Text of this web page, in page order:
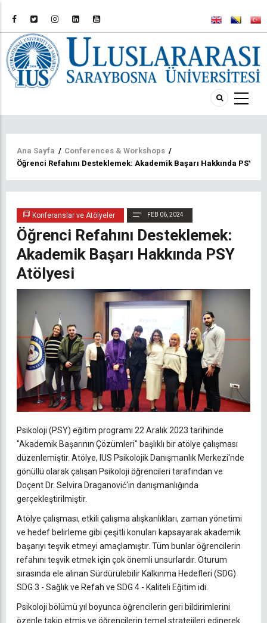
Sayfa
yolu
Ana Sayfa / Conferences & Workshops /
Öğrenci Refahını Desteklemek: Akademik Başarı Hakkında PSY
Konferanslar ve Atölyeler FEB 06, 2024
Öğrenci Refahını Desteklemek:
Akademik Başarı Hakkında PSY
Atölyesi
Psikoloji (PSY) eğitim programı 22 Aralık 2023 tarihinde
"Akademik Başarının Çözümleri" başlıklı bir atölye çalışması
düzenlemiştir. Atölye, IUS Psikolojik Danışmanlık Merkezi'nde
gönüllü olarak çalışan Psikoloji öğrencileri tarafından ve
Doçent Dr. Selvira Draganović'in danışmanlığında
gerçekleştirilmiştir.
Atölye çalışması, etkili çalışma alışkanlıkları, zaman yönetimi
ve hedef belirleme gibi çeşitli konuları kapsayarak akademik
başarıyı teşvik etmeyi amaçlamıştır. Tüm bunlar öğrencilerin
refahını teşvik etmek için çok önemli unsurlardır. Oturum
sırasında ele alınan Sürdürülebilir Kalkınma Hedefleri (SDG)
SDG 3 - Sağlık ve Refah ve SDG 4 - Kaliteli Eğitim idi.
Psikoloji bölümü yıl boyunca öğrencilerin geri bildirimlerini
özenle takip etmiş ve öğrencilerin temel stratejileri edinerek